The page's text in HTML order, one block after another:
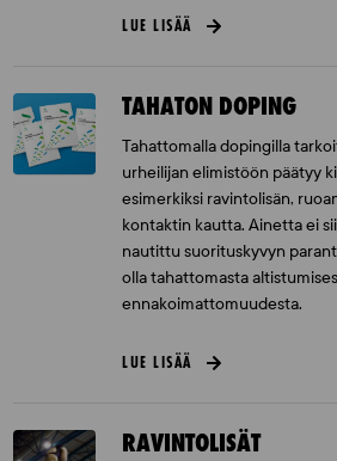
LUE LISÄÄ
TAHATON DOPING
Tahattomalla dopingilla
urheilijan elimistöön päätyy
esimerkiksi ravintolisän,
kontaktin kautta. Ainetta ei
nautittu suorituskyvyn
olla tahattomasta
ennakoimattomuudesta.
LUE LISÄÄ
RAVINTOLISÄT